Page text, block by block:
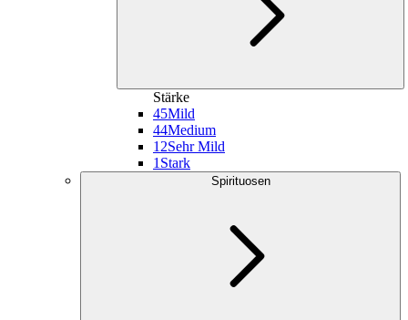
Stärke
45Mild
44Medium
12Sehr Mild
1 Stark
Spirituosen